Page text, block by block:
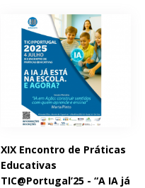
XIX Encontro de Práticas
Educativas
TIC@Portugal’25 - “A IA já